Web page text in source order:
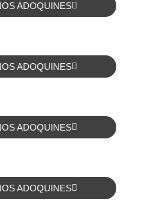
ADOQUINES
ADOQUINES
ADOQUINES
ADOQUINES